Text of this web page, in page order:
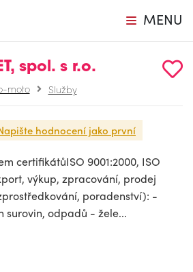
MENU
spol. s r.o.
moto Služby
hodnocení jako první
certifikátůISO 9001:2000, ISO
výkup, zpracování, prodej
poradenství): -
surovin, odpadů - žele...